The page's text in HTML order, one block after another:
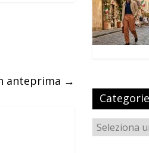
anteprima →
Categorie
Categorie